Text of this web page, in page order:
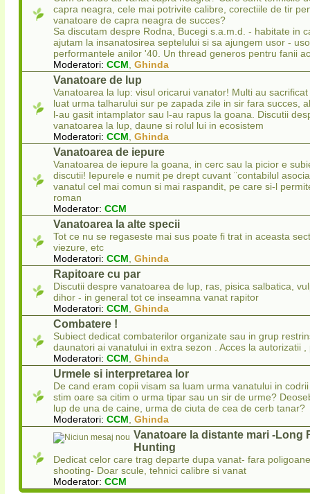
capra neagra, cele mai potrivite calibre, corectiile de tir
vanatoare de capra neagra de succes?
Sa discutam despre Rodna, Bucegi s.a.m.d. - habitate in
ajutam la insanatosirea septelului si sa ajungem usor -
performantele anilor '40. Un thread generos pentru fanii
Moderatori: CCM, Ghinda
Vanatoare de lup
Vanatoarea la lup: visul oricarui vanator! Multi au
luat urma talharului sur pe zapada zile in sir fara succes,
l-au gasit intamplator sau l-au rapus la goana. Discutii
vanatoarea la lup, daune si rolul lui in ecosistem
Moderatori: CCM, Ghinda
Vanatoarea de iepure
Vanatoarea de iepure la goana, in cerc sau la picior e
discutii! Iepurele e numit pe drept cuvant ¨contabilul
vanatul cel mai comun si mai raspandit, pe care si-l
roman
Moderator: CCM
Vanatoarea la alte specii
Tot ce nu se regaseste mai sus poate fi trat in aceasta
viezure, etc
Moderatori: CCM, Ghinda
Rapitoare cu par
Discutii despre vanatoarea de lup, ras, pisica salbatica,
dihor - in general tot ce inseamna vanat rapitor
Moderatori: CCM, Ghinda
Combatere !
Subiect dedicat combaterilor organizate sau in grup
daunatori ai vanatului in extra sezon . Acces la autorizatii
Moderatori: CCM, Ghinda
Urmele si interpretarea lor
De cand eram copii visam sa luam urma vanatului in
stim oare sa citim o urma tipar sau un sir de urme?
lup de una de caine, urma de ciuta de cea de cerb tanar?
Moderatori: CCM, Ghinda
Vanatoare la distante mari -Long
Hunting
Dedicat celor care trag departe dupa vanat- fara
shooting- Doar scule, tehnici calibre si vanat
Moderator: CCM